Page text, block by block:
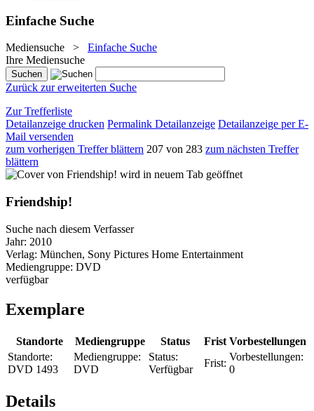
Einfache Suche
Mediensuche > Einfache Suche
Ihre Mediensuche
Zurück zur erweiterten Suche
Zur Trefferliste
Detailanzeige drucken Permalink Detailanzeige Detailanzeige per E-
Mail versenden
zum vorherigen Treffer blättern 207 von 283 zum nächsten Treffer
blättern
wird in neuem Tab geöffnet
Friendship!
Suche nach diesem Verfasser
Jahr: 2010
Verlag: München, Sony Pictures Home Entertainment
Mediengruppe: DVD
verfügbar
Exemplare
Standorte Mediengruppe Status Frist Vorbestellungen
Standorte:
DVD 1493
Mediengruppe:
DVD
Status:
Verfügbar
Frist:
Vorbestellungen:
0
Details